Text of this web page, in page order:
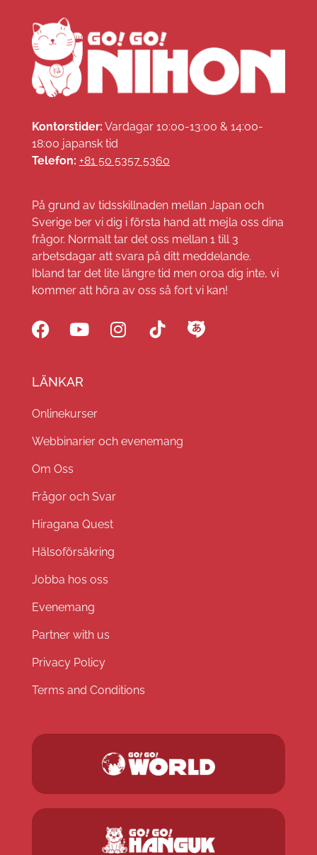
Kontorstider: Vardagar 10:00-13:00 & 14:00-
18:00 japansk tid
Telefon: +81 50 5357 5360
På grund av tidsskillnaden mellan Japan och
Sverige ber vi dig i första hand att mejla oss dina
frågor. Normalt tar det oss mellan 1 till 3
arbetsdagar att svara på ditt meddelande.
Ibland tar det lite längre tid men oroa dig inte, vi
kommer att höra av oss så fort vi kan!
LÄNKAR
Onlinekurser
Webbinarier och evenemang
Om Oss
Frågor och Svar
Hiragana Quest
Hälsoförsäkring
Jobba hos oss
Evenemang
Partner with us
Privacy Policy
Terms and Conditions